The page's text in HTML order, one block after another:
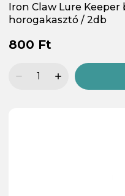
Iron Claw Lure
horogakasztó / 2db
800 Ft